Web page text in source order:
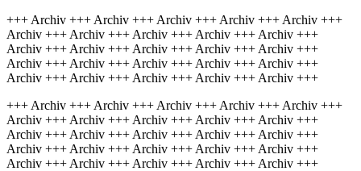
+++ Archiv +++ Archiv +++ Archiv +++ Archiv +++ Archiv +++
Archiv +++ Archiv +++ Archiv +++ Archiv +++ Archiv +++
Archiv +++ Archiv +++ Archiv +++ Archiv +++ Archiv +++
Archiv +++ Archiv +++ Archiv +++ Archiv +++ Archiv +++
Archiv +++ Archiv +++ Archiv +++ Archiv +++ Archiv +++
+++ Archiv +++ Archiv +++ Archiv +++ Archiv +++ Archiv +++
Archiv +++ Archiv +++ Archiv +++ Archiv +++ Archiv +++
Archiv +++ Archiv +++ Archiv +++ Archiv +++ Archiv +++
Archiv +++ Archiv +++ Archiv +++ Archiv +++ Archiv +++
Archiv +++ Archiv +++ Archiv +++ Archiv +++ Archiv +++